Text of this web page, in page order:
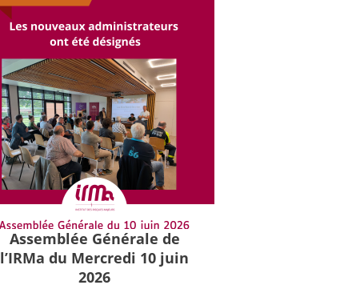
Assemblée Générale de
l’IRMa du Mercredi 10 juin
2026